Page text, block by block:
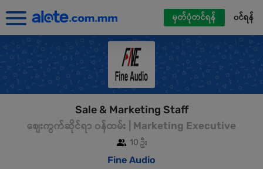
မှတ်ပုံတင်ရန် ၀င်ရန်
Sale & Marketing Staff
စျေးကွက်ဆိုင်ရာ ၀န်ထမ်း | Marketing Executive
10 ဦး
Fine Audio